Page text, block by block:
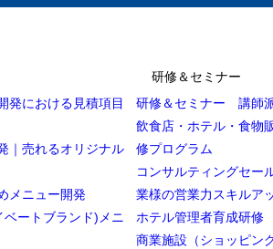
における見積項目
｜売れるオリジナル
メニュー開発
ートブランド)メニ
研修＆セミナー
研修＆セミナー 講師
飲食店・ホテル・食物
修プログラム
コンサルティングセー
業様の営業力スキルア
ホテル管理者育成研修
商業施設（ショッピン